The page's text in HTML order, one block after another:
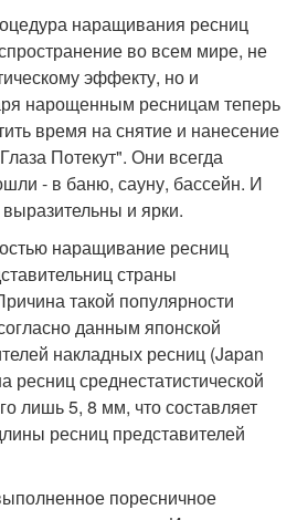
наращивания ресниц
во всем мире, не
эффекту, но и
нарощенным ресницам теперь
время на снятие и нанесение
Потекут". Они всегда
- в баню, сауну, бассейн. И
выразительны и ярки.
наращивание ресниц
страны
такой популярности
данным японской
накладных ресниц (Japan
ресниц среднестатистической
лишь 5, 8 мм, что составляет
ресниц представителей
поресничное